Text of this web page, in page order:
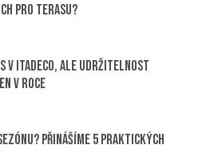
pro terasu?
v ITADECO, ale udržitelnost
v roce
Přinášíme 5 praktických